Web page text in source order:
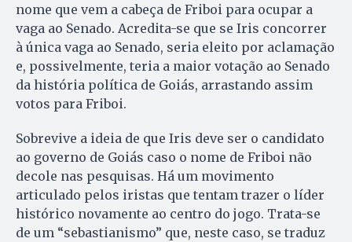
nome que vem a cabeça de Friboi para ocupar a
vaga ao Senado. Acredita-se que se Iris concorrer
à única vaga ao Senado, seria eleito por aclamação
e, possivelmente, teria a maior votação ao Senado
da história política de Goiás, arrastando assim
votos para Friboi.
Sobrevive a ideia de que Iris de­ve ser o candidato
ao governo de Goiás caso o nome de Friboi não
decole nas pesquisas. Há um movimento
articulado pelos iristas que tentam trazer o líder
histórico novamente ao centro do jogo. Trata-se
de um “sebastianismo” que, neste caso, se traduz